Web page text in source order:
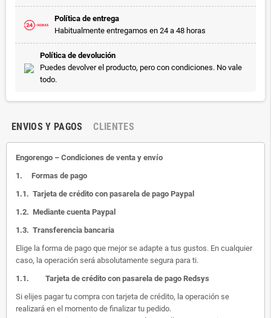
Política de entrega
Habitualmente entregamos en 24 a 48 horas
Política de devolución
Puedes devolver el producto, pero con condiciones. No vale
todo.
ENVIOS Y PAGOS CLIENTES
Engorengo – Condiciones de venta y envío
1. Formas de pago
1.1. Tarjeta de crédito con pasarela de pago Paypal
1.2. Mediante cuenta Paypal
1.3. Transferencia bancaria
Elige la forma de pago que mejor se adapte a tus gustos. En cualquier
caso, la operación será absolutamente segura para ti.
1.1. Tarjeta de crédito con pasarela de pago Redsys
Si elijes pagar tu compra con tarjeta de crédito, la operación se
realizará en el momento de finalizar tu pedido.